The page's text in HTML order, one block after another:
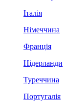
Італія
Німеччина
Франція
Нідерланди
Туреччина
Португалія